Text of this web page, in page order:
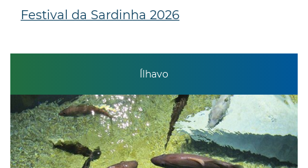
Festival da Sardinha 2026
Ílhavo